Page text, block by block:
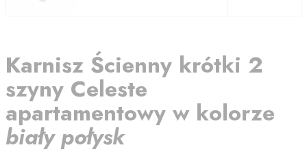
Karnisz Ścienny krótki 2
szyny Celeste
apartamentowy w kolorze
biały połysk